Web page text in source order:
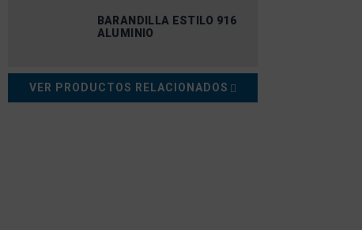
BARANDILLA ESTILO 916
ALUMINIO
VER PRODUCTOS RELACIONADOS